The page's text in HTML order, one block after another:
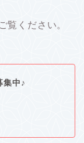
覧ください。
集中♪